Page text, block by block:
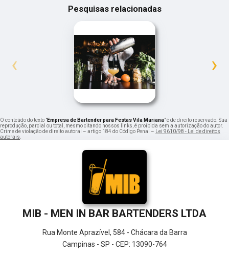
Pesquisas relacionadas
‹ ›
O conteúdo do texto "Empresa de Bartender para Festas Vila Mariana" é de direito reservado. Sua
reprodução, parcial ou total, mesmo citando nossos links, é proibida sem a autorização do autor.
Crime de violação de direito autoral – artigo 184 do Código Penal –
Lei 9610/98 - Lei de direitos
autorais
MIB - MEN IN BAR BARTENDERS LTDA
Rua Monte Aprazível, 584 - Chácara da Barra
Campinas - SP - CEP: 13090-764